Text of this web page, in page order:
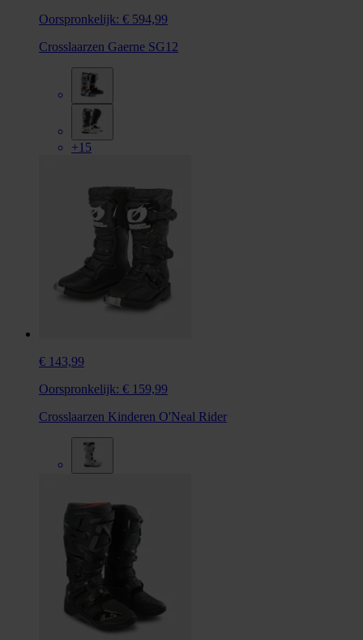
Oorspronkelijk: € 594,99
Crosslaarzen Gaerne SG12
+15
€ 143,99
Oorspronkelijk: € 159,99
Crosslaarzen Kinderen O'Neal Rider